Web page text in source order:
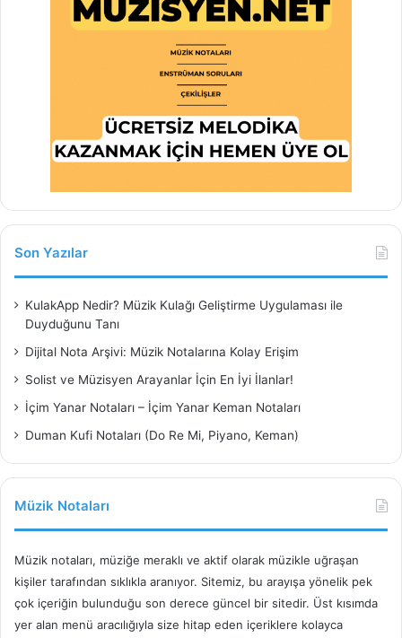
Son Yazılar
KulakApp Nedir? Müzik Kulağı Geliştirme Uygulaması ile
Duyduğunu Tanı
Dijital Nota Arşivi: Müzik Notalarına Kolay Erişim
Solist ve Müzisyen Arayanlar İçin En İyi İlanlar!
İçim Yanar Notaları – İçim Yanar Keman Notaları
Duman Kufi Notaları (Do Re Mi, Piyano, Keman)
Müzik Notaları
Müzik notaları, müziğe meraklı ve aktif olarak müzikle uğraşan
kişiler tarafından sıklıkla aranıyor. Sitemiz, bu arayışa yönelik pek
çok içeriğin bulunduğu son derece güncel bir sitedir. Üst kısımda
yer alan menü aracılığıyla size hitap eden içeriklere kolayca